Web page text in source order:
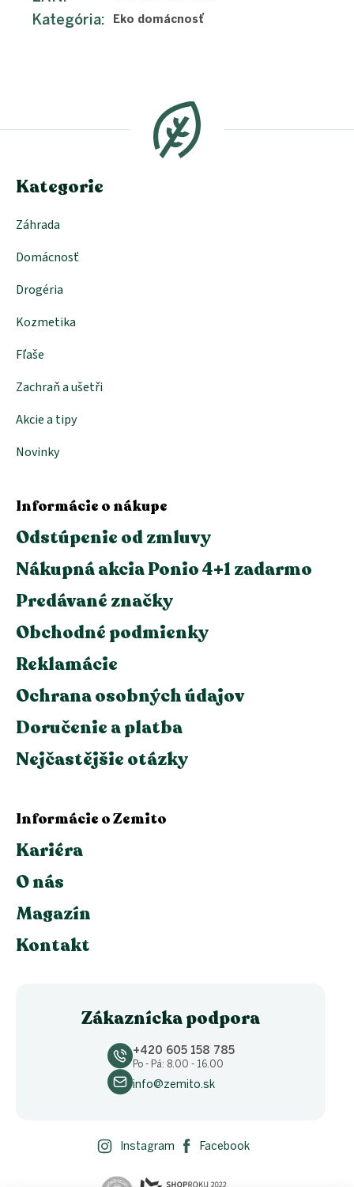
Kategória: Eko domácnosť
ä
Kategorie
Záhrada
Domácnosť
Drogéria
Kozmetika
Fľaše
Zachraň a ušetři
Akcie a tipy
Novinky
Informácie o nákupe
Odstúpenie od zmluvy
Nákupná akcia Ponio 4+1 zadarmo
Predávané značky
Obchodné podmienky
Reklamácie
Ochrana osobných údajov
Doručenie a platba
Nejčastějšie otázky
Informácie o Zemito
Kariéra
O nás
Magazín
Kontakt
Zákaznícka podpora
+420 605 158 785
Po - Pá: 8.00 - 16.00
info@zemito.sk
Instagram Facebook